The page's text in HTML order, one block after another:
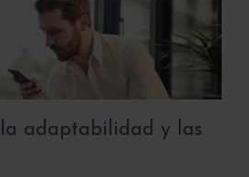
adaptabilidad y las